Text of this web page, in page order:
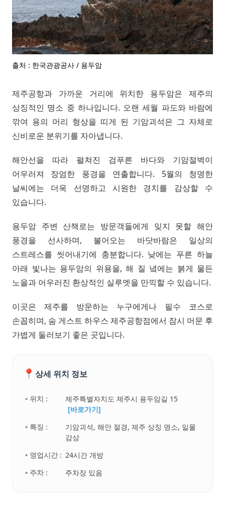
출처 : 한국관광공사 / 용두암
제주공항과 가까운 거리에 위치한 용두암은 제주의
상징적인 명소 중 하나입니다. 오랜 세월 파도와 바람에
깎여 용의 머리 형상을 띠게 된 기암괴석은 그 자체로
신비로운 분위기를 자아냅니다.
해안선을 따라 펼쳐진 검푸른 바다와 기암절벽이
어우러져 장엄한 풍경을 연출합니다. 5월의 청명한
날씨에는 더욱 선명하고 시원한 경치를 감상할 수
있습니다.
용두암 주변 산책로는 방문객들에게 잊지 못할 해안
풍경을 선사하며, 불어오는 바닷바람은 일상의
스트레스를 씻어내기에 충분합니다. 낮에는 푸른 하늘
아래 빛나는 용두암의 위용을, 해 질 녘에는 붉게 물든
노을과 어우러진 환상적인 실루엣을 만끽할 수 있습니다.
이곳은 제주를 방문하는 누구에게나 필수 코스로
손꼽히며, 숨 게스트 하우스 제주공항점에서 잠시 머문 후
가볍게 둘러보기 좋은 곳입니다.
📍 상세 위치 정보
• 위치 :
제주특별자치도 제주시 용두암길 15
[바로가기]
• 특징 :
기암괴석, 해안 절경, 제주 상징 명소, 일몰
감상
• 영업시간 : 24시간 개방
• 주차 :
주차장 있음